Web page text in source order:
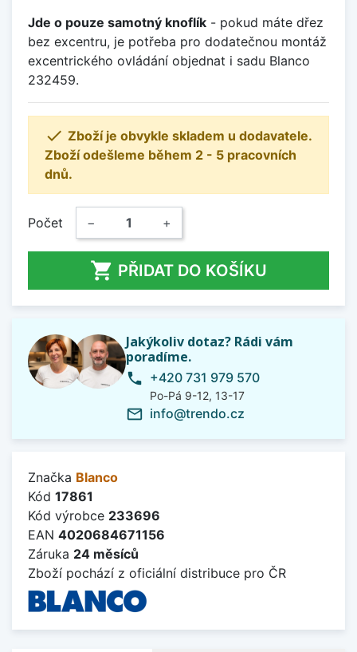
Jde o pouze samotný knoflík - pokud máte dřez
bez excentru, je potřeba pro dodatečnou montáž
excentrického ovládání objednat i sadu Blanco
232459.
 Zboží je obvykle skladem u dodavatele.
Zboží odešleme během 2 - 5 pracovních
dnů.
Počet − +
 PŘIDAT DO KOŠÍKU
Jakýkoliv dotaz? Rádi vám
poradíme.
phone +420 731 979 570
Po-Pá 9-12, 13-17
mail_outline info@trendo.cz
Značka Blanco
Kód 17861
Kód výrobce 233696
EAN 4020684671156
Záruka 24 měsíců
Zboží pochází z oficiální distribuce pro ČR